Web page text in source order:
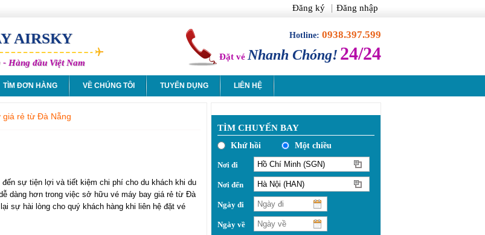
Đăng ký Đăng nhập
AIRSKY
Hàng đầu Việt Nam
Hotline: 0938.397.599
Đặt vé Nhanh Chóng! 24/24
TÌM ĐƠN HÀNG VỀ CHÚNG TÔI TUYỂN DỤNG LIÊN HỆ
giá rẻ từ Đà Nẵng
sự tiện lợi và tiết kiệm chi phí cho du khách khi du
dàng hơn trong việc sở hữu vé máy bay giá rẻ từ Đà
sự hài lòng cho quý khách hàng khi liên hệ đặt vé
TÌM CHUYẾN BAY
Khứ hồi Một chiều
Nơi đi
Nơi đến
Ngày đi
Ngày về